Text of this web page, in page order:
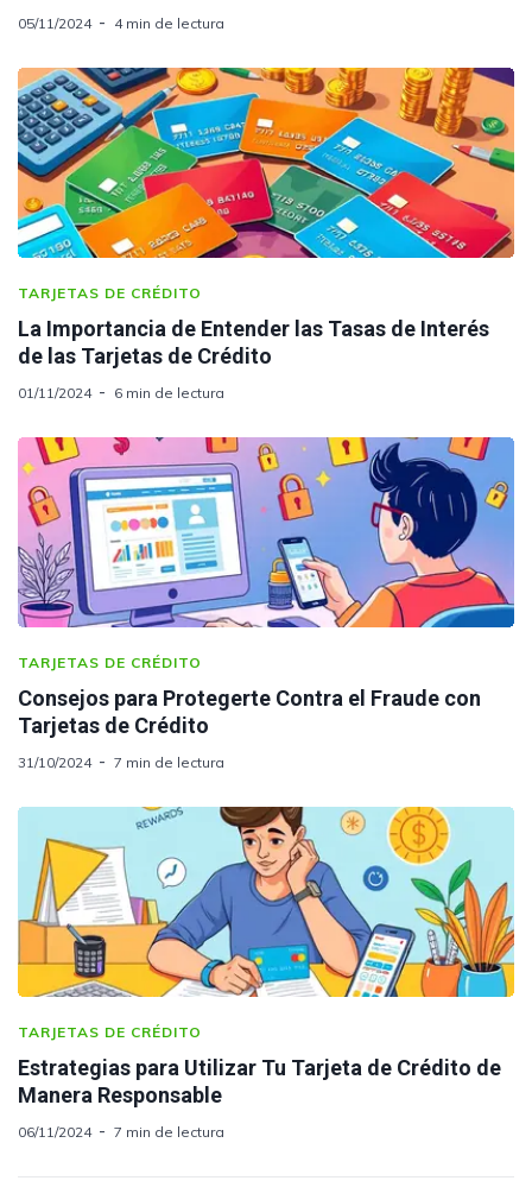
05/11/2024 4 min de lectura
TARJETAS DE CRÉDITO
La Importancia de Entender las Tasas de Interés
de las Tarjetas de Crédito
01/11/2024 6 min de lectura
TARJETAS DE CRÉDITO
Consejos para Protegerte Contra el Fraude con
Tarjetas de Crédito
31/10/2024 7 min de lectura
TARJETAS DE CRÉDITO
Estrategias para Utilizar Tu Tarjeta de Crédito de
Manera Responsable
06/11/2024 7 min de lectura